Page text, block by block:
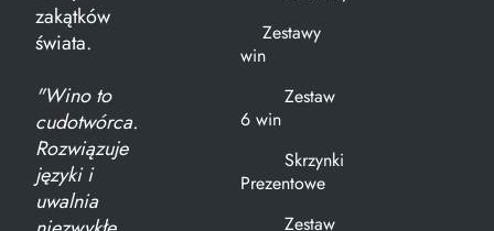
zakątków
świata.
"Wino to
cudotwórca.
Rozwiązuje
języki i
uwalnia
Zestawy
win
Zestaw
6 win
Skrzynki
Prezentowe
Zestaw